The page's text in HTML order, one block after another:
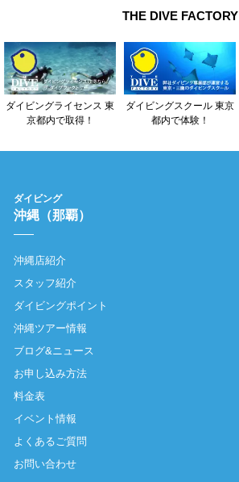
THE DIVE FACTORY
ダイビングライセンス 東
京都内で取得！
ダイビングスクール 東京
都内で体験！
ダイビング
沖縄（那覇）
沖縄店紹介
スタッフ紹介
ダイビングポイント
沖縄ツアー情報
ブログ&ニュース
お申し込み方法
料金表
イベント情報
よくあるご質問
お問い合わせ